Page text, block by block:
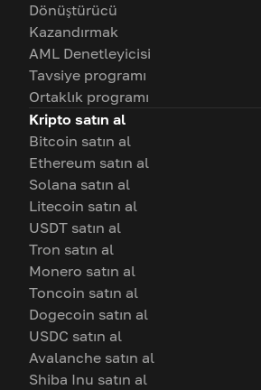
Dönüştürücü
Kazandırmak
AML Denetleyicisi
Tavsiye programı
Ortaklık programı
Kripto satın al
Bitcoin satın al
Ethereum satın al
Solana satın al
Litecoin satın al
USDT satın al
Tron satın al
Monero satın al
Toncoin satın al
Dogecoin satın al
USDC satın al
Avalanche satın al
Shiba Inu satın al